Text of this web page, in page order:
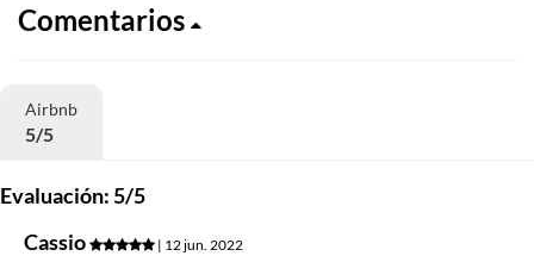
Comentarios
Airbnb
5/5
Evaluación: 5/5
Cassio
| 12 jun. 2022